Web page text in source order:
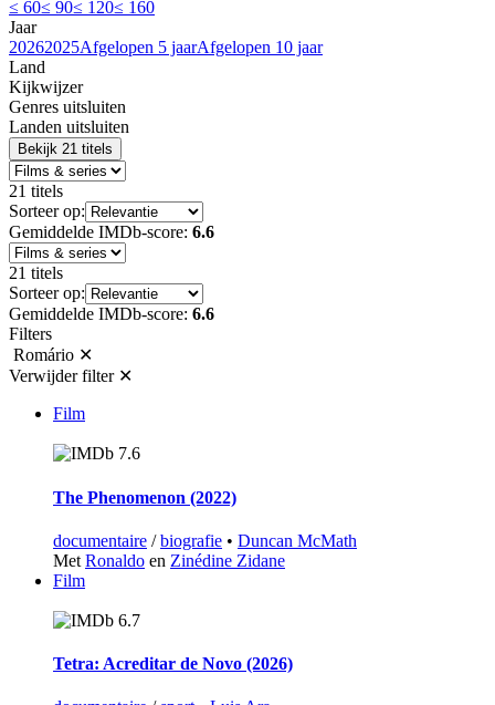
≤ 60≤ 90≤ 120≤ 160
Jaar
20262025Afgelopen 5 jaarAfgelopen 10 jaar
Land
Kijkwijzer
Genres uitsluiten
Landen uitsluiten
Bekijk 21 titels
21 titels
Sorteer op:
Gemiddelde IMDb-score: 6.6
21 titels
Sorteer op:
Gemiddelde IMDb-score: 6.6
Filters
Romário ✕
Verwijder filter ✕
Film
7.6
The Phenomenon (2022)
documentaire /biografie • Duncan McMath
Met Ronaldo en Zinédine Zidane
Film
6.7
Tetra: Acreditar de Novo (2026)